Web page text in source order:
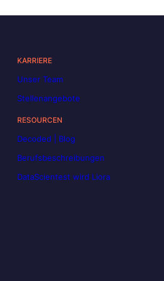
KARRIERE
Unser Team
Stellenangebote
RESOURCEN
Decoded | Blog
Berufsbeschreibungen
DataScientest wird Liora